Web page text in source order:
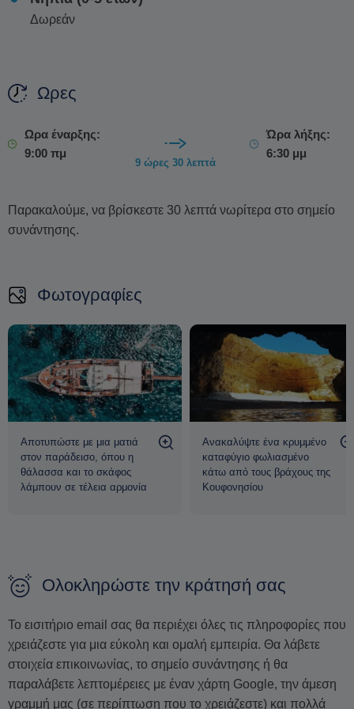
Μικρές θαλάσσιες ταξί, με ένα μικρό κόστος, μπορούν να
Δωρεάν
Ωρες
Ωρα έναρξης:
9:00 πμ
9 ώρες 30 λεπτά
Ώρα λήξης:
6:30 μμ
Παρακαλούμε, να βρίσκεστε 30 λεπτά νωρίτερα στο σημείο
συνάντησης.
Φωτογραφίες
Αποτυπώστε με μια ματιά
στον παράδεισο, όπου η
θάλασσα και το σκάφος
λάμπουν σε τέλεια αρμονία
Ανακαλύψτε ένα κρυμμένο
καταφύγιο φωλιασμένο
κάτω από τους βράχους της
Κουφονησίου
Ολοκληρώστε την κράτησή σας
Το εισιτήριο email σας θα περιέχει όλες τις πληροφορίες που
χρειάζεστε για μια εύκολη και ομαλή εμπειρία. Θα λάβετε
στοιχεία επικοινωνίας, το σημείο συνάντησης ή θα
παραλάβετε λεπτομέρειες με έναν χάρτη Google, την άμεση
γραμμή μας (σε περίπτωση που το χρειάζεστε) και πολλά